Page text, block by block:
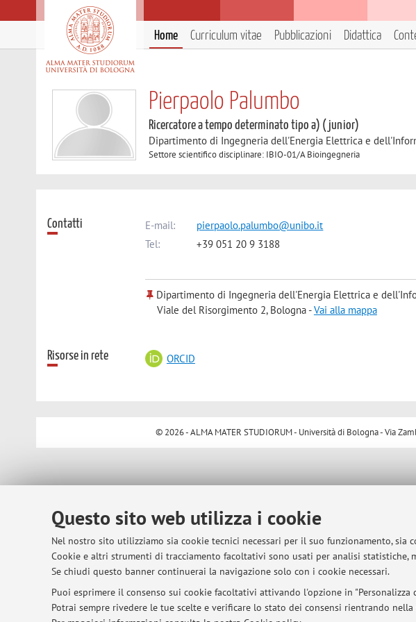
Questo sito web utilizza i cookie
Nel nostro sito utilizziamo sia cookie tecnici necessari per il suo funzionamento,
Cookie e altri strumenti di tracciamento facoltativi sono usati per analisi
Se chiudi questo banner continuerai la navigazione solo con i cookie necessari.
Puoi esprimere il consenso sui cookie facoltativi attivando l'opzione in
Potrai sempre rivedere le tue scelte e verificare lo stato dei consensi rientrando
Home Curriculum vitae Pubblicazioni Didattica
Pierpaolo Palumbo
Ricercatore a tempo determinato tipo a) (junior)
Dipartimento di Ingegneria dell'Energia Elettrica e
Settore scientifico disciplinare: IBIO-01/A Bioingegneria
Contatti E-mail:
pierpaolo.palumbo@unibo.it
Tel:
+39 051 20 9 3188
Dipartimento di Ingegneria dell'Energia Elettrica e
Viale del Risorgimento 2, Bologna -Vai alla mappa
Risorse in rete ORCID
© 2026 - ALMA MATER STUDIORUM - Università di Bologna - Via